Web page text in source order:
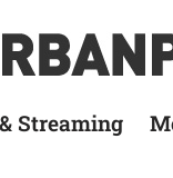
Streaming